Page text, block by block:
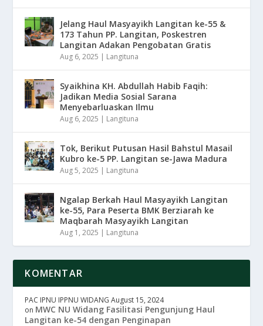
Jelang Haul Masyayikh Langitan ke-55 &
173 Tahun PP. Langitan, Poskestren
Langitan Adakan Pengobatan Gratis
Aug 6, 2025 | Langituna
Syaikhina KH. Abdullah Habib Faqih:
Jadikan Media Sosial Sarana
Menyebarluaskan Ilmu
Aug 6, 2025 | Langituna
Tok, Berikut Putusan Hasil Bahstul Masail
Kubro ke-5 PP. Langitan se-Jawa Madura
Aug 5, 2025 | Langituna
Ngalap Berkah Haul Masyayikh Langitan
ke-55, Para Peserta BMK Berziarah ke
Maqbarah Masyayikh Langitan
Aug 1, 2025 | Langituna
KOMENTAR
PAC IPNU IPPNU WIDANG August 15, 2024
on MWC NU Widang Fasilitasi Pengunjung Haul
Langitan ke-54 dengan Penginapan